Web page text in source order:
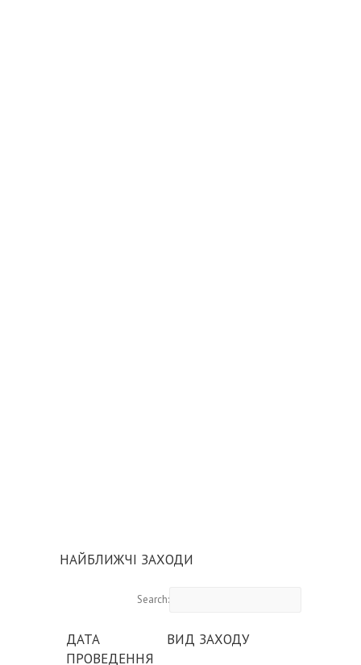
НАЙБЛИЖЧІ ЗАХОДИ
Search:
ДАТА
ПРОВЕДЕННЯ
ВИД ЗАХОДУ